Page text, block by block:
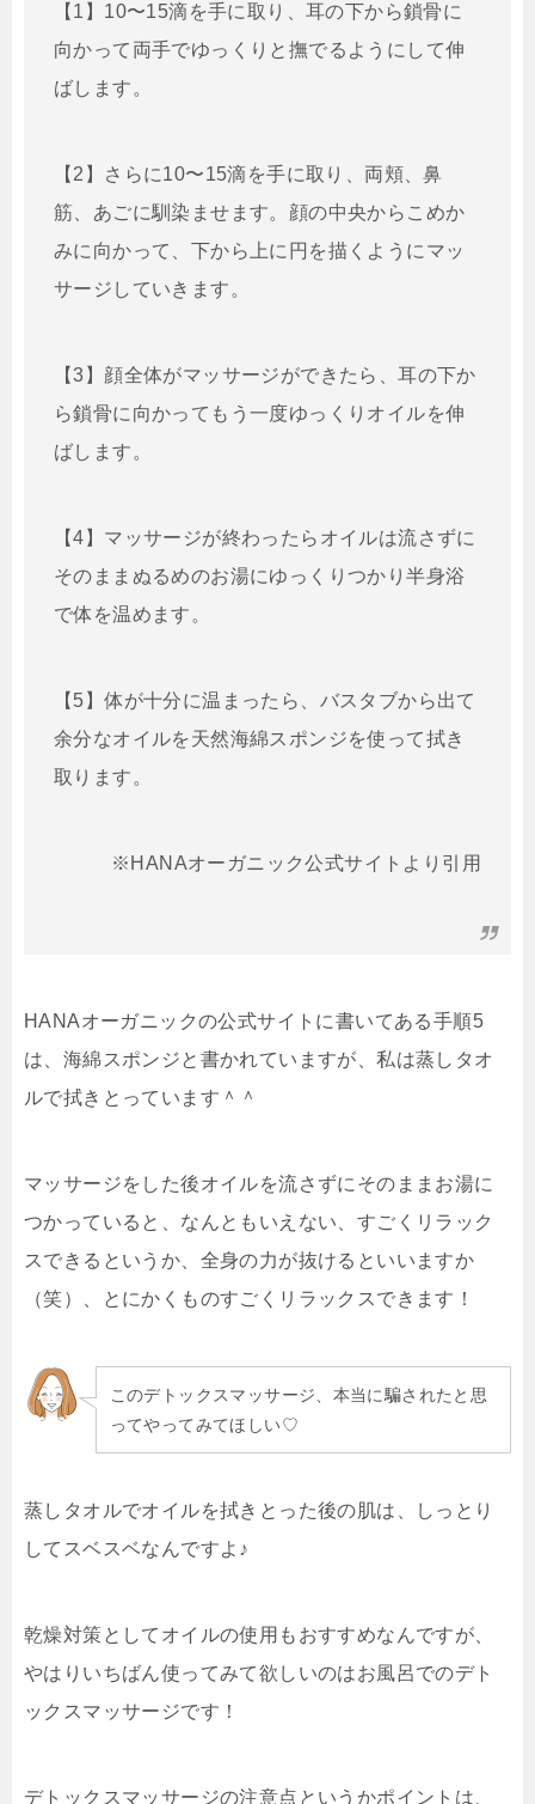
【1】10〜15滴を手に取り、耳の下から鎖骨に
向かって両手でゆっくりと撫でるようにして伸
ばします。
【2】さらに10〜15滴を手に取り、両頬、鼻
筋、あごに馴染ませます。顔の中央からこめか
みに向かって、下から上に円を描くようにマッ
サージしていきます。
【3】顔全体がマッサージができたら、耳の下か
ら鎖骨に向かってもう一度ゆっくりオイルを伸
ばします。
【4】マッサージが終わったらオイルは流さずに
そのままぬるめのお湯にゆっくりつかり半身浴
で体を温めます。
【5】体が十分に温まったら、バスタブから出て
余分なオイルを天然海綿スポンジを使って拭き
取ります。
※HANAオーガニック公式サイトより引用
HANAオーガニックの公式サイトに書いてある手順5
は、海綿スポンジと書かれていますが、私は蒸しタオ
ルで拭きとっています＾＾
マッサージをした後オイルを流さずにそのままお湯に
つかっていると、なんともいえない、すごくリラック
スできるというか、全身の力が抜けるといいますか
（笑）、とにかくものすごくリラックスできます！
このデトックスマッサージ、本当に騙されたと思
ってやってみてほしい♡
蒸しタオルでオイルを拭きとった後の肌は、
しっとり
してスベスベなんですよ♪
乾燥対策としてオイルの使用もおすすめなんですが、
やはりいちばん使ってみて欲しいのはお風呂でのデト
ックスマッサージです！
デトックスマッサージの注意点というかポイントは、